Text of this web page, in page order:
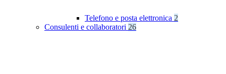
Telefono e posta elettronica 2
Consulenti e collaboratori 26